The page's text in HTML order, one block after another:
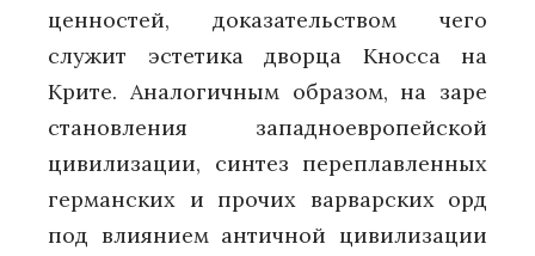
ценностей, доказательством чего
служит эстетика дворца Кносса на
Крите. Аналогичным образом, на заре
становления западноевропейской
цивилизации, синтез переплавленных
германских и прочих варварских орд
под влиянием античной цивилизации